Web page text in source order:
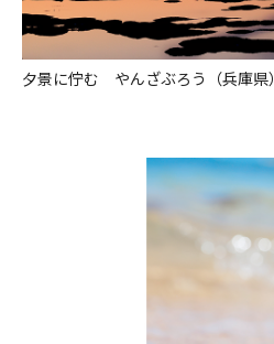
夕景に佇む やんざぶろう（兵庫県）